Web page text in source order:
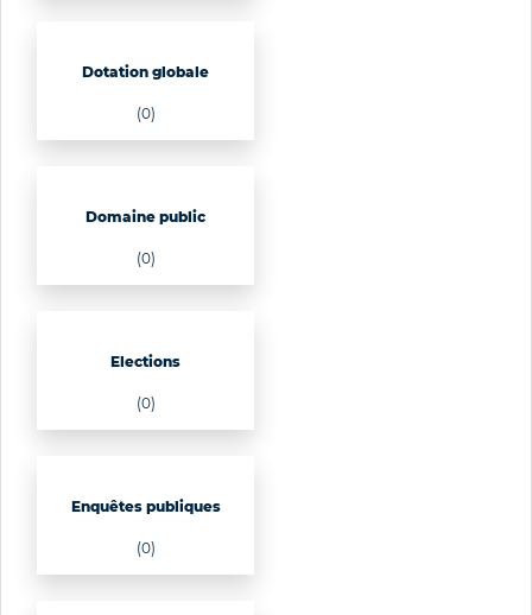
Dotation globale
(0)
Domaine public
(0)
Elections
(0)
Enquêtes publiques
(0)